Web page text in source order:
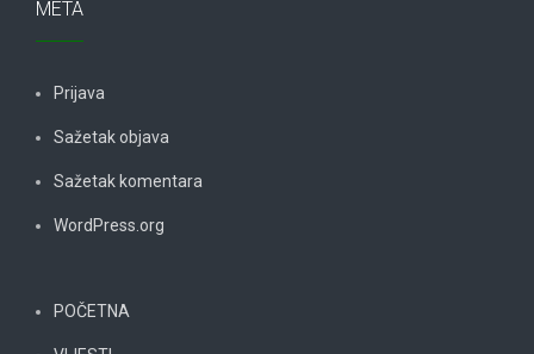
META
Prijava
Sažetak objava
Sažetak komentara
WordPress.org
POČETNA